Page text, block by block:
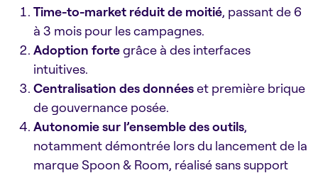
Time-to-market réduit de moitié, passant de 6
à 3 mois pour les campagnes.
Adoption fortegrâce à des interfaces
intuitives.
Centralisation des donnéeset première brique
de gouvernance posée.
Autonomie sur l’ensemble des outils,
notamment démontrée lors du lancement de la
marque Spoon & Room, réalisé sans support